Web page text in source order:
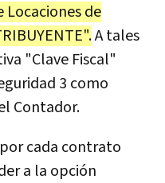
de
A tales
"Clave Fiscal"
3 como
Contador.
cada contrato
a la opción